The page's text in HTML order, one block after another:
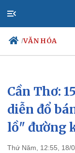
/VĂN HÓA
Chính trị
Đảng
Tổ chức nhân sự
Quốc hội
Nhận diện sự thật
Cần Thơ:
diễn đổ
lồ" đường
Thứ Năm, 12:55, 18/